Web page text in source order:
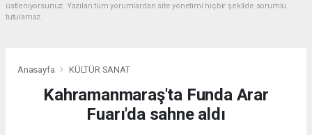
üstleniyorsunuz. Yazılan tüm yorumlardan site yönetimi hiçbir şekilde sorumlu
tutulamaz.
Anasayfa KÜLTÜR SANAT
Kahramanmaraş'ta Funda Arar
Fuarı'da sahne aldı